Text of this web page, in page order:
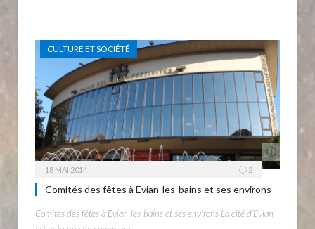
CULTURE ET SOCIÉTÉ
18 MAI 2014 2
Comités des fêtes à Evian-les-bains et ses environs
Comités des fêtes à Evian-les-bains et ses environs La cité d’Evian